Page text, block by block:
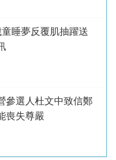
睡夢反覆肌抽躍送
選人杜文中致信鄭
喪失尊嚴